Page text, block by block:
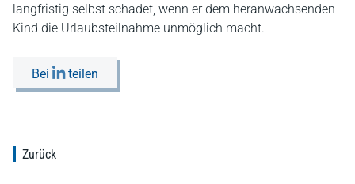
langfristig selbst schadet, wenn er dem heranwachsenden
Kind die Urlaubsteilnahme unmöglich macht.
Bei teilen
Zurück